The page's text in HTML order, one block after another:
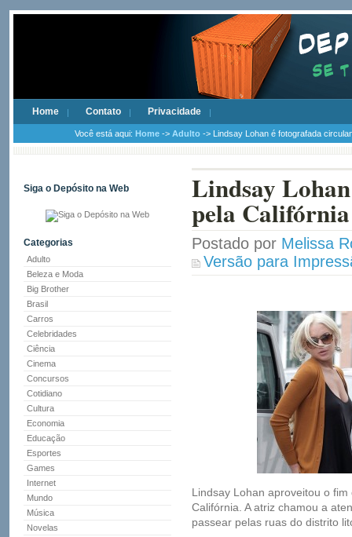
Home Contato Privacidade
Você está aqui: Home -> Adulto -> Lindsay Lohan é fotografada
Siga o Depósito na Web
Categorias
Adulto
Beleza e Moda
Big Brother
Brasil
Carros
Celebridades
Ciência
Cinema
Concursos
Cotidiano
Cultura
Economia
Educação
Esportes
Games
Internet
Mundo
Música
Novelas
Lindsay
pela Califórnia
Postado por Melissa
Versão para
Lindsay Lohan aproveitou o
Califórnia. A atriz chamou a
passear pelas ruas do distrito